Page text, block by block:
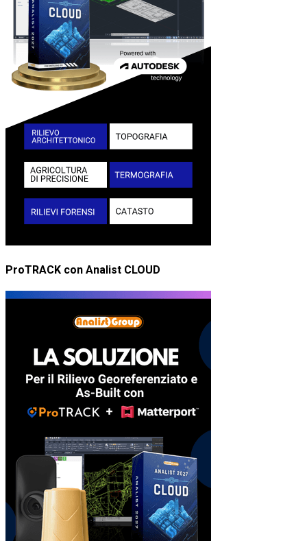
ProTRACK con Analist CLOUD